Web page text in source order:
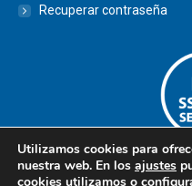
Recuperar contraseña
Utilizamos cookies para
nuestra web. En los ajustes
cookies utilizamos o